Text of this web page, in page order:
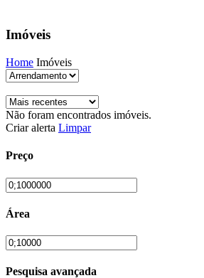
Imóveis
Home Imóveis
Não foram encontrados imóveis.
Criar alerta Limpar
Preço
Área
Pesquisa avançada